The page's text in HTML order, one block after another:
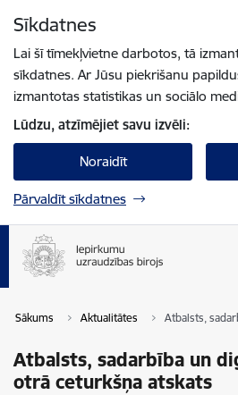
Sīkdatnes
Lai šī tīmekļvietne darbotos, tā
sīkdatnes. Ar Jūsu piekrišanu
izmantotas statistikas un sociālo
Lūdzu, atzīmējiet savu izvēli:
Noraidīt
Pārvaldīt sīkdatnes
Sākums Aktualitātes Atbalsts,
Atbalsts, sadarbība un
otrā ceturkšņa atskats